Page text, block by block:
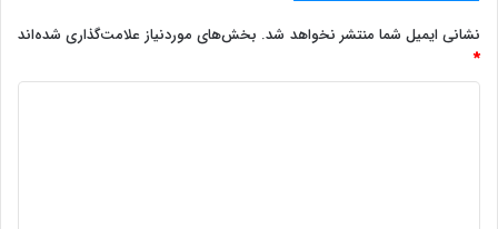
نشانی ایمیل شما منتشر نخواهد شد. بخش‌های موردنیاز علامت‌گذاری شده‌اند
*